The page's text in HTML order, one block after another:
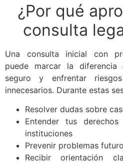
¿Por qué
consulta
Una consulta inicial con
puede marcar la
seguro y enfrentar
innecesarios. Durante estas
Resolver dudas sobre
Entender tus
instituciones
Prevenir problemas
Recibir orientación